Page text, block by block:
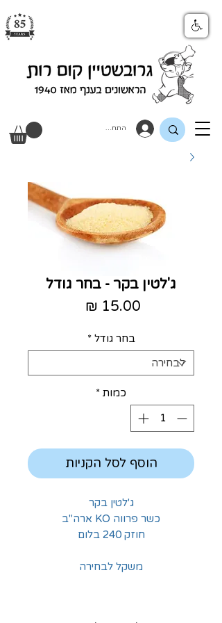
התחבר
ג'לטין בקר - בחר גודל
בחר גודל *
כמות *
הוסף לסל הקניות
ג'לטין בקר
כשר פרווה KO ארה"ב
חוזק 240 בלום
משקל לבחירה